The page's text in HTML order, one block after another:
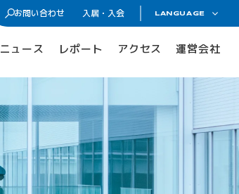
お問い合わせ 入居・入会 LANGUAGE
ENGLISH
ニュース レポート アクセス 運営会社
入居・メンバー企業一覧
入居者コミュニティ
サイエンスカフェ